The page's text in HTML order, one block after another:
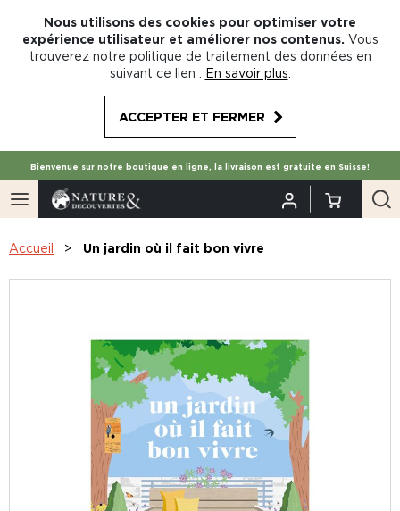
Nous utilisons des cookies pour optimiser votre
expérience utilisateur et améliorer nos contenus. Vous
trouverez notre politique de traitement des données en
suivant ce lien : En savoir plus
ACCEPTER ET FERMER
Bienvenue sur notre boutique en ligne, la livraison est gratuite en Suisse!
Accueil Un jardin où il fait bon vivre